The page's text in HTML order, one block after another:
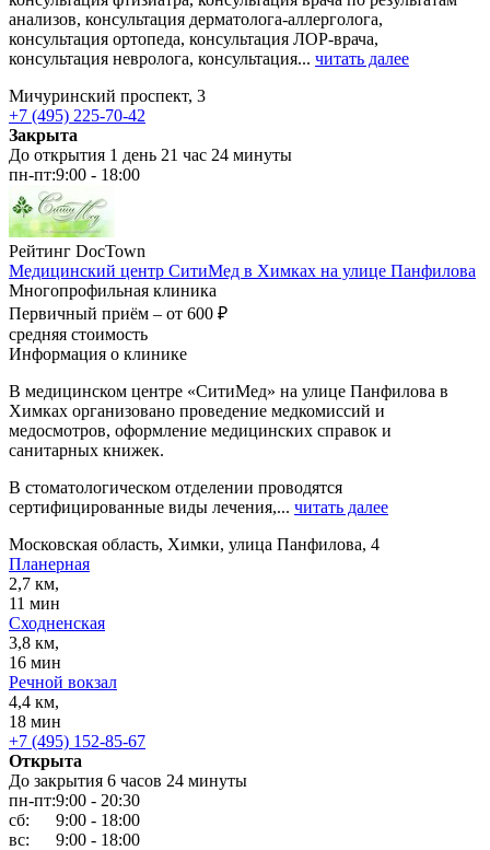
анализов, консультация дерматолога-аллерголога,
консультация ортопеда, консультация ЛОР-врача,
консультация невролога, консультация... читать далее
Мичуринский проспект, 3
+7 (495) 225-70-42
Закрыта
До открытия 1 день 21 час 24 минуты
пн-пт:9:00 - 18:00
Рейтинг DocTown
Медицинский центр СитиМед в Химках на улице Панфилова
Многопрофильная клиника
Первичный приём – от 600 ₽
средняя стоимость
Информация о клинике
В медицинском центре «СитиМед» на улице Панфилова в
Химках организовано проведение медкомиссий и
медосмотров, оформление медицинских справок и
санитарных книжек.
В стоматологическом отделении проводятся
сертифицированные виды лечения,... читать далее
Московская область, Химки, улица Панфилова, 4
Планерная
2,7 км,
11 мин
Сходненская
3,8 км,
16 мин
Речной вокзал
4,4 км,
18 мин
+7 (495) 152-85-67
Открыта
До закрытия 6 часов 24 минуты
пн-пт:9:00 - 20:30
сб:
9:00 - 18:00
вс:
9:00 - 18:00